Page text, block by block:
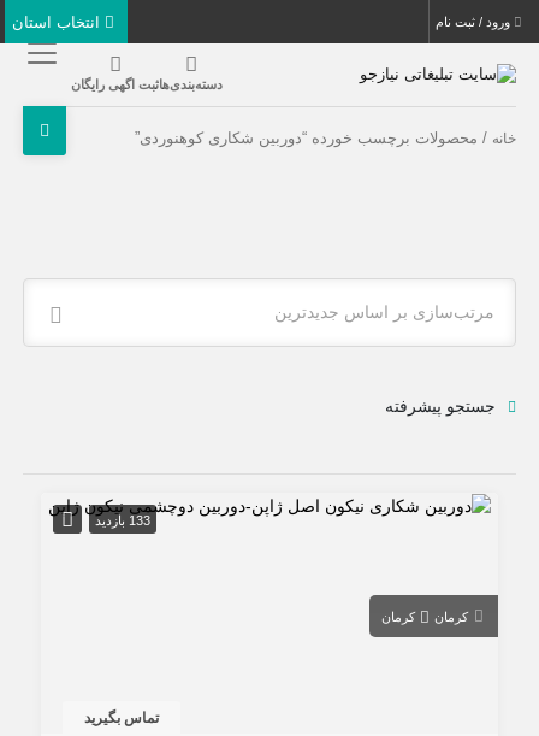
ورود / ثبت نام
دسته‌بندی‌هاثبت اگهی رایگان
خانه / محصولات برچسب خورده “دوربین شکاری کوهنوردی”
مرتب‌سازی بر اساس جدیدترین
جستجو پیشرفته
133 بازدید
کرمان کرمان
تماس بگیرید